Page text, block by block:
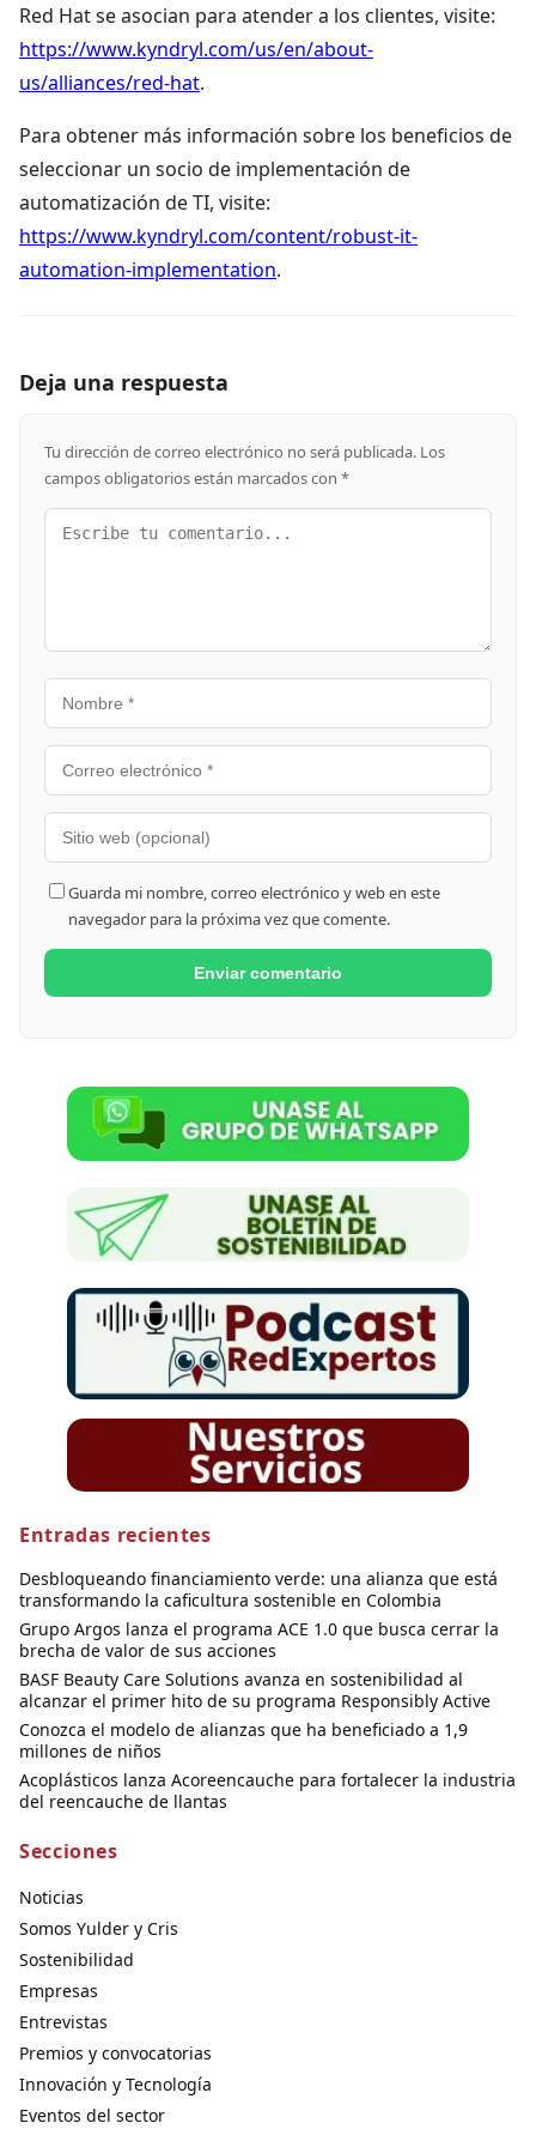
Red Hat se asocian para atender a los clientes, visite:
https://www.kyndryl.com/us/en/about-
us/alliances/red-hat.
Para obtener más información sobre los beneficios de
seleccionar un socio de implementación de
automatización de TI, visite:
https://www.kyndryl.com/content/robust-it-
automation-implementation.
Deja una respuesta
Tu dirección de correo electrónico no será publicada. Los
campos obligatorios están marcados con *
Guarda mi nombre, correo electrónico y web en este
navegador para la próxima vez que comente.
Entradas recientes
Desbloqueando financiamiento verde: una alianza que está
transformando la caficultura sostenible en Colombia
Grupo Argos lanza el programa ACE 1.0 que busca cerrar la
brecha de valor de sus acciones
BASF Beauty Care Solutions avanza en sostenibilidad al
alcanzar el primer hito de su programa Responsibly Active
Conozca el modelo de alianzas que ha beneficiado a 1,9
millones de niños
Acoplásticos lanza Acoreencauche para fortalecer la industria
del reencauche de llantas
Secciones
Noticias
Somos Yulder y Cris
Sostenibilidad
Empresas
Entrevistas
Premios y convocatorias
Innovación y Tecnología
Eventos del sector